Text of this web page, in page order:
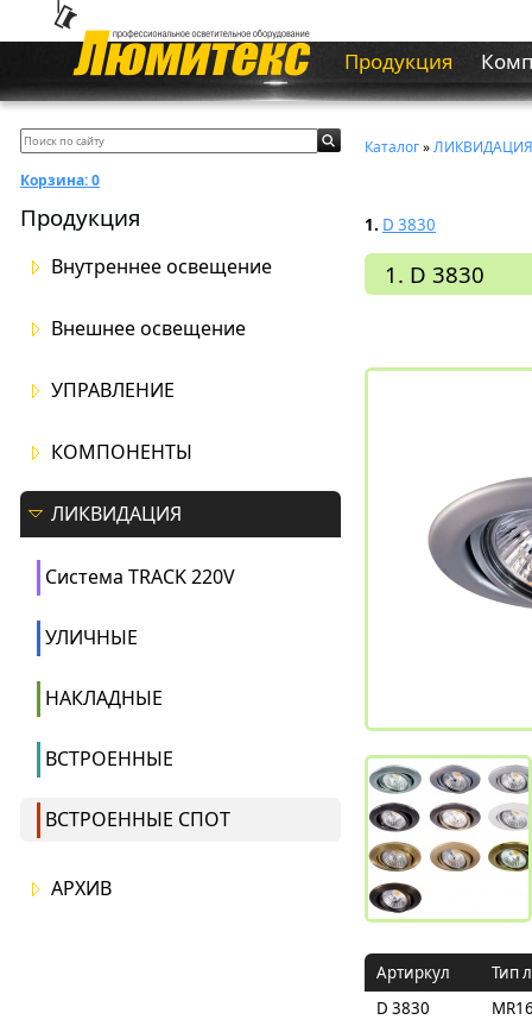
Продукция
Корзина:0
Продукция
Внутреннее освещение
Внешнее освещение
УПРАВЛЕНИЕ
КОМПОНЕНТЫ
ЛИКВИДАЦИЯ
Система TRACK 220V
УЛИЧНЫЕ
НАКЛАДНЫЕ
ВСТРОЕННЫЕ
ВСТРОЕННЫЕ СПОТ
АРХИВ
Каталог»ЛИКВИДАЦИЯ
1. D 3830
1. D 3830
Артиркул
Тип
D 3830